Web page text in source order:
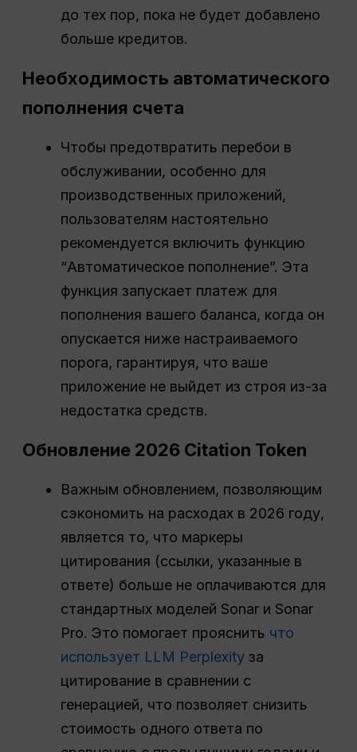
до тех пор, пока не будет добавлено
больше кредитов.
Необходимость автоматического
пополнения счета
Чтобы предотвратить перебои в
обслуживании, особенно для
производственных приложений,
пользователям настоятельно
рекомендуется включить функцию
“Автоматическое пополнение”. Эта
функция запускает платеж для
пополнения вашего баланса, когда он
опускается ниже настраиваемого
порога, гарантируя, что ваше
приложение не выйдет из строя из-за
недостатка средств.
Обновление 2026 Citation Token
Важным обновлением, позволяющим
сэкономить на расходах в 2026 году,
является то, что маркеры
цитирования (ссылки, указанные в
ответе) больше не оплачиваются для
стандартных моделей Sonar и Sonar
Pro. Это помогает прояснить что
использует LLM Perplexity за
цитирование в сравнении с
генерацией, что позволяет снизить
стоимость одного ответа по